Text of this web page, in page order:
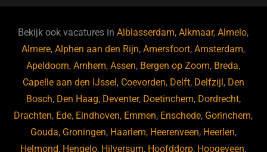
b
o
o
k
ky dI
n
Bekijk ook vacatures inAlblasserdam,Alkmaar,Almelo,
Almere,Alphen aan den Rijn,Amersfoort,Amsterdam,
Apeldoorn,Arnhem,Assen, Bergen op Zoom, Breda,
Capelle aan den IJssel , Coevorden, Delft, Delfzijl , Den
Bosch, Den Haag, Deventer, Doetinchem, Dordrecht,
Drachten, Ede, Eindhoven, Emmen, Enschede, Gorinchem,
Gouda, Groningen, Haarlem, Heerenveen, Heerlen,
Helmond, Hengelo, Hilversum, Hoofddorp, Hoogeveen,